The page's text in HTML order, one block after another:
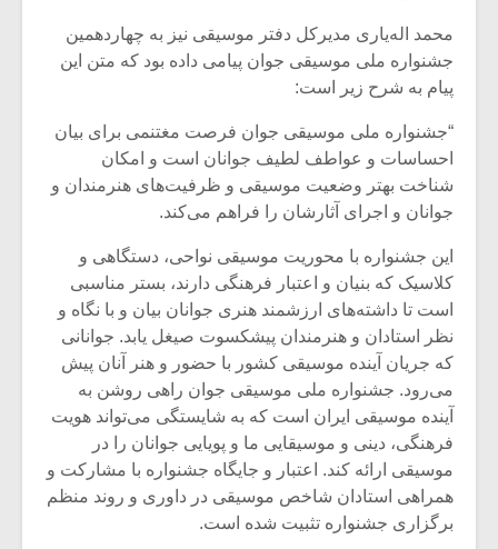
محمد اله‌یاری مدیرکل دفتر موسیقی نیز به چهاردهمین
جشنواره ملی موسیقی جوان پیامی داده بود که متن این
پیام به شرح زیر است:
“جشنواره ملی موسیقی جوان فرصت مغتنمی برای بیان
احساسات و عواطف لطیف جوانان است و امکان
شناخت بهتر وضعیت موسیقی و ظرفیت‌های هنرمندان و
جوانان و اجرای آثارشان را فراهم می‌کند.
این جشنواره با محوریت موسیقی نواحی، دستگاهی و
کلاسیک که بنیان و اعتبار فرهنگی دارند، بستر مناسبی
است تا داشته‌های ارزشمند هنری جوانان بیان و با نگاه و
نظر استادان و هنرمندان پیشکسوت صیغل یابد. جوانانی
که جریان آینده موسیقی کشور با حضور و هنر آنان پیش
می‌رود. جشنواره ملی موسیقی جوان راهی روشن به
آینده موسیقی ایران است که به شایستگی می‌تواند هویت
فرهنگی، دینی و موسیقایی ما و پویایی جوانان را در
موسیقی ارائه کند. اعتبار و جایگاه جشنواره با مشارکت و
همراهی استادان شاخص موسیقی در داوری و روند منظم
برگزاری جشنواره تثبیت شده است.